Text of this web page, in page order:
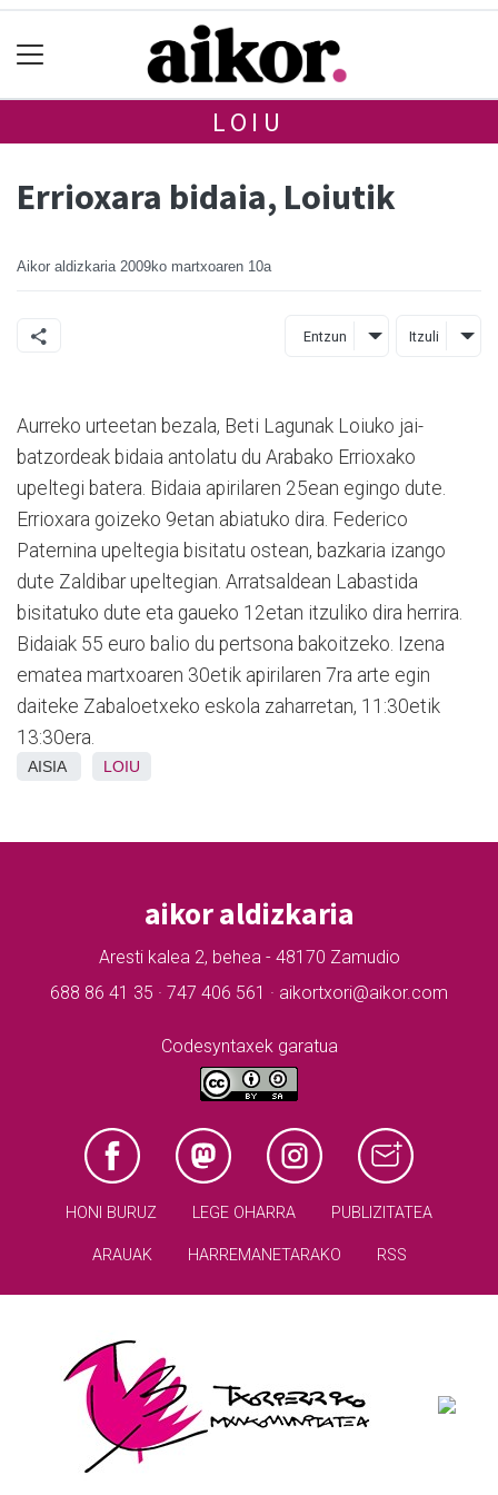
LOIU
Errioxara bidaia, Loiutik
Aikor aldizkaria 2009ko martxoaren 10a
Entzun Itzuli
Aurreko urteetan bezala, Beti Lagunak Loiuko jai-
batzordeak bidaia antolatu du Arabako Errioxako
upeltegi batera. Bidaia apirilaren 25ean egingo dute.
Errioxara goizeko 9etan abiatuko dira. Federico
Paternina upeltegia bisitatu ostean, bazkaria izango
dute Zaldibar upeltegian. Arratsaldean Labastida
bisitatuko dute eta gaueko 12etan itzuliko dira herrira.
Bidaiak 55 euro balio du pertsona bakoitzeko. Izena
ematea martxoaren 30etik apirilaren 7ra arte egin
daiteke Zabaloetxeko eskola zaharretan, 11:30etik
13:30era.
AISIA LOIU
aikor aldizkaria
Aresti kalea 2, behea - 48170 Zamudio
688 86 41 35 · 747 406 561 · aikortxori@aikor.com
Codesyntaxek garatua
HONI BURUZ LEGE OHARRA PUBLIZITATEA
ARAUAK HARREMANETARAKO RSS